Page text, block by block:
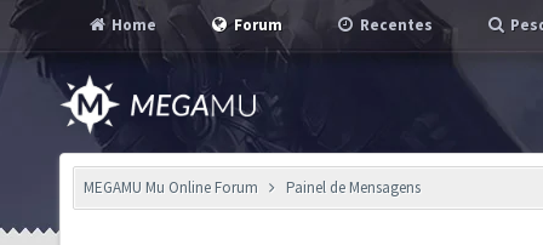
Home Forum Recentes
MEGAMU Mu Online Forum Painel de Mensagens